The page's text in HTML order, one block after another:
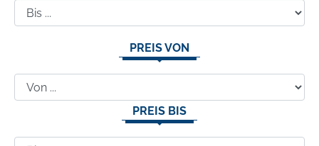
PREIS VON
PREIS BIS